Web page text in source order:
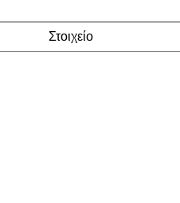
Στοιχείο